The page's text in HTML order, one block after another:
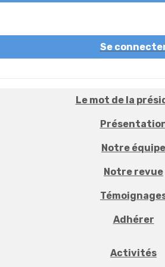
Se
Le mot de la
Notre équipe
Notre revue
Adhérer
Activités